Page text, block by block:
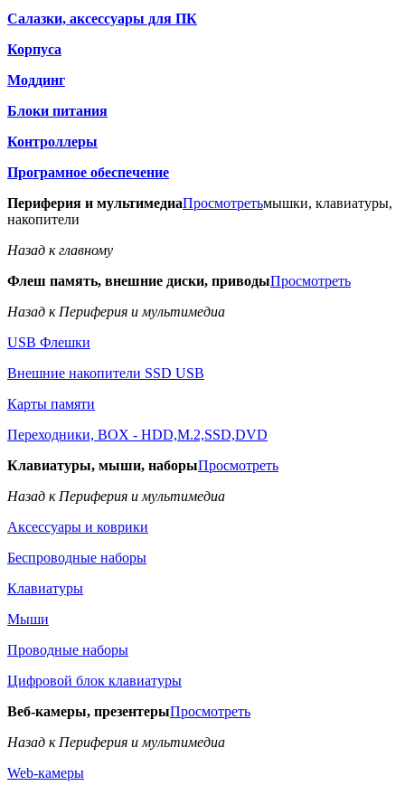
Салазки, аксессуары для ПК
Корпуса
Моддинг
Блоки питания
Контроллеры
Програмное обеспечение
Периферия и мультимедиаПросмотретьмышки, клавиатуры,
накопители
Назад к главному
Флеш память, внешние диски, приводыПросмотреть
Назад к Периферия и мультимедиа
USB Флешки
Внешние накопители SSD USB
Карты памяти
Переходники, BOX - HDD,M.2,SSD,DVD
Клавиатуры, мыши, наборыПросмотреть
Назад к Периферия и мультимедиа
Аксессуары и коврики
Беспроводные наборы
Клавиатуры
Мыши
Проводные наборы
Цифровой блок клавиатуры
Веб-камеры, презентерыПросмотреть
Назад к Периферия и мультимедиа
Web-камеры